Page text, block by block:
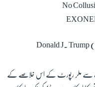
No
طرف سے ملر رپورٹ کے اس خلاصے کے